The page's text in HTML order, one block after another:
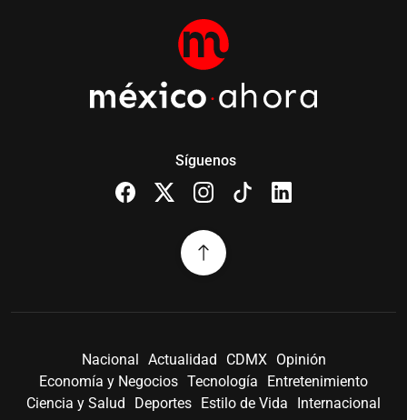
Síguenos
Nacional Actualidad CDMX
Opinión
Economía y Negocios Tecnología
Entretenimiento
Ciencia y Salud
Deportes Estilo de Vida Internacional